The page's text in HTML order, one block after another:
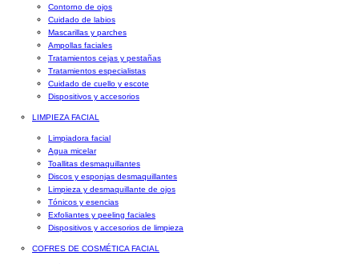
Contorno de ojos
Cuidado de labios
Mascarillas y parches
Ampollas faciales
Tratamientos cejas y pestañas
Tratamientos especialistas
Cuidado de cuello y escote
Dispositivos y accesorios
LIMPIEZA FACIAL
Limpiadora facial
Agua micelar
Toallitas desmaquillantes
Discos y esponjas desmaquillantes
Limpieza y desmaquillante de ojos
Tónicos y esencias
Exfoliantes y peeling faciales
Dispositivos y accesorios de limpieza
COFRES DE COSMÉTICA FACIAL